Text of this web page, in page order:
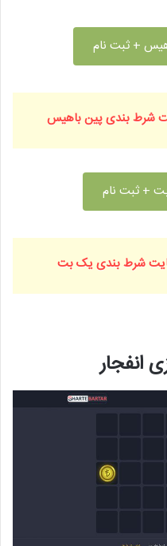
+ ثبت نام
شرط بندی پین باهیس
+ ثبت نام
شرط بندی یک بت
انفجار